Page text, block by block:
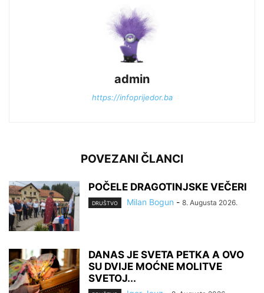
admin
https://infoprijedor.ba
POVEZANI ČLANCI
POČELE DRAGOTINJSKE VEČERI
DRUŠTVO Milan Bogun - 8. Augusta 2026.
DANAS JE SVETA PETKA A OVO
SU DVIJE MOĆNE MOLITVE
SVETOJ...